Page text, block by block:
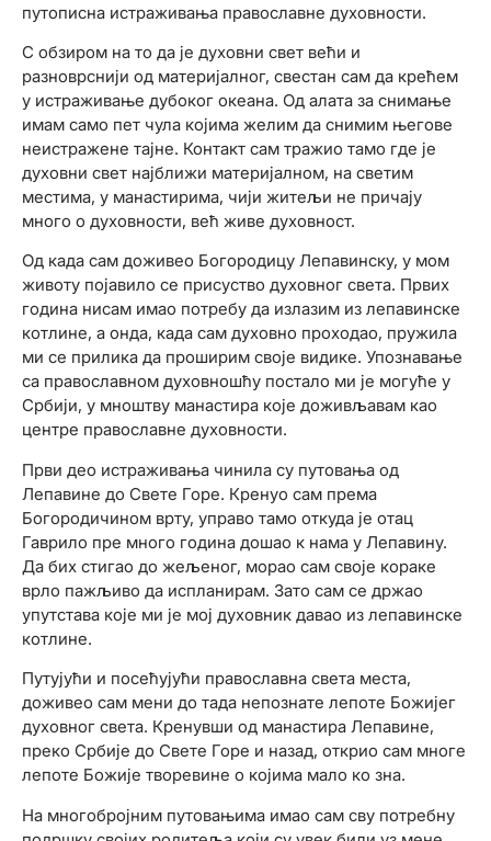
путописна истраживања православне духовности.
С обзиром на то да је духовни свет већи и
разноврснији од материјалног, свестан сам да крећем
у истраживање дубоког океана. Од алата за снимање
имам само пет чула којима желим да снимим његове
неистражене тајне. Контакт сам тражио тамо где је
духовни свет најближи материјалном, на светим
местима, у манастирима, чији житељи не причају
много о духовности, већ живе духовност.
Од када сам доживео Богородицу Лепавинску, у мом
животу појавило се присуство духовног света. Првих
година нисам имао потребу да излазим из лепавинске
котлине, а онда, када сам духовно проходао, пружила
ми се прилика да проширим своје видике. Упознавање
са православном духовношћу постало ми је могуће у
Србији, у мноштву манастира које доживљавам као
центре православне духовности.
Први део истраживања чинила су путовања од
Лепавине до Свете Горе. Кренуо сам према
Богородичином врту, управо тамо откуда је отац
Гаврило пре много година дошао к нама у Лепавину.
Да бих стигао до жељеног, морао сам своје кораке
врло пажљиво да испланирам. Зато сам се држао
упутстава које ми је мој духовник давао из лепавинске
котлине.
Путујући и посећујући православна света места,
доживео сам мени до тада непознате лепоте Божијег
духовног света. Кренувши од манастира Лепавине,
преко Србије до Свете Горе и назад, открио сам многе
лепоте Божије творевине о којима мало ко зна.
На многобројним путовањима имао сам сву потребну